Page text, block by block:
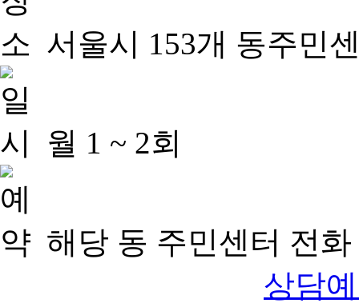
서울시 153개 동주민
월 1 ~ 2회
해당 동 주민센터 전
상담